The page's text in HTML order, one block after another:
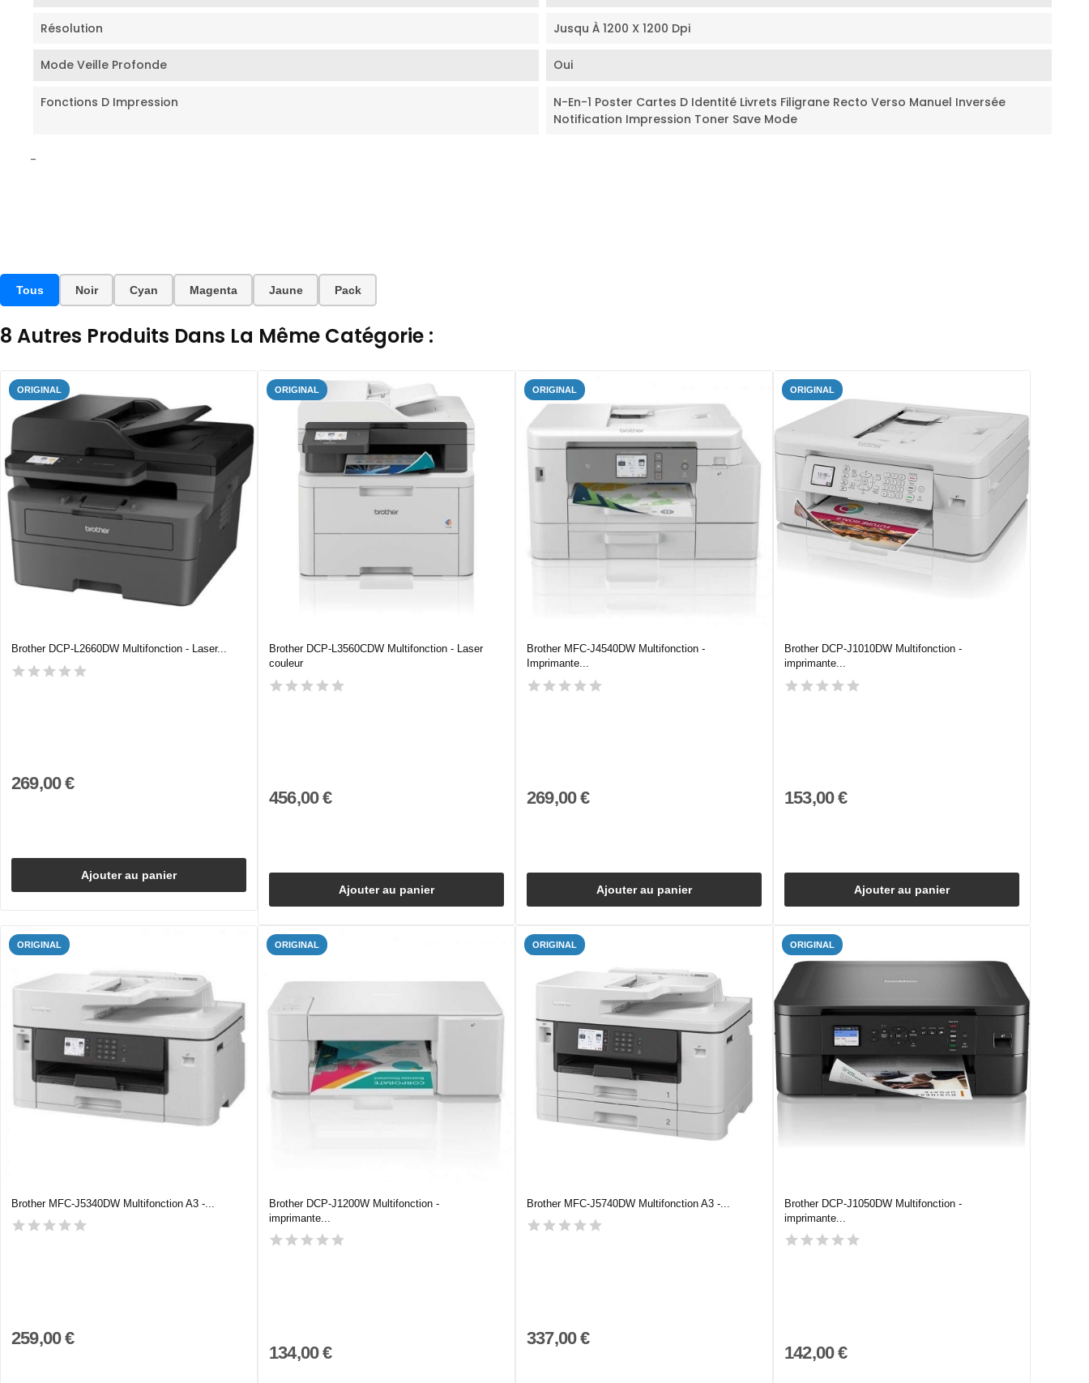
Résolution Jusqu À 1200 X 1200 Dpi
Mode Veille Profonde Oui
Fonctions D Impression
N-En-1 Poster Cartes D Identité Livrets Filigrane Recto Verso Manuel Inversée
Notification Impression Toner Save Mode
-
Tous Noir Cyan Magenta Jaune Pack
8 Autres Produits Dans La Même Catégorie :
ORIGINAL
Brother DCP-L2660DW Multifonction - Laser...
269,00 €
Ajouter au panier
ORIGINAL
Brother DCP-L3560CDW Multifonction - Laser
couleur
456,00 €
Ajouter au panier
ORIGINAL
Brother MFC-J4540DW Multifonction -
Imprimante...
269,00 €
Ajouter au panier
ORIGINAL
Brother DCP-J1010DW Multifonction -
imprimante...
153,00 €
Ajouter au panier
ORIGINAL
Brother MFC-J5340DW Multifonction A3 -...
259,00 €
ORIGINAL
Brother DCP-J1200W Multifonction -
imprimante...
134,00 €
ORIGINAL
Brother MFC-J5740DW Multifonction A3 -...
337,00 €
ORIGINAL
Brother DCP-J1050DW Multifonction -
imprimante...
142,00 €